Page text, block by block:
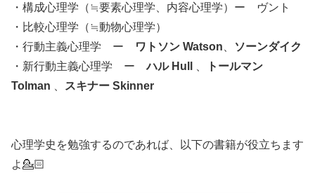
・構成心理学（≒要素心理学、内容心理学）ー ヴント
・比較心理学（≒動物心理学）
・行動主義心理学 ー
ワトソン Watson
ソーンダイク
・新行動主義心理学 ーハル Hull
トールマン
Tolman
スキナー Skinner
心理学史を勉強するのであれば、以下の書籍が役立ちます
よ💁🏻